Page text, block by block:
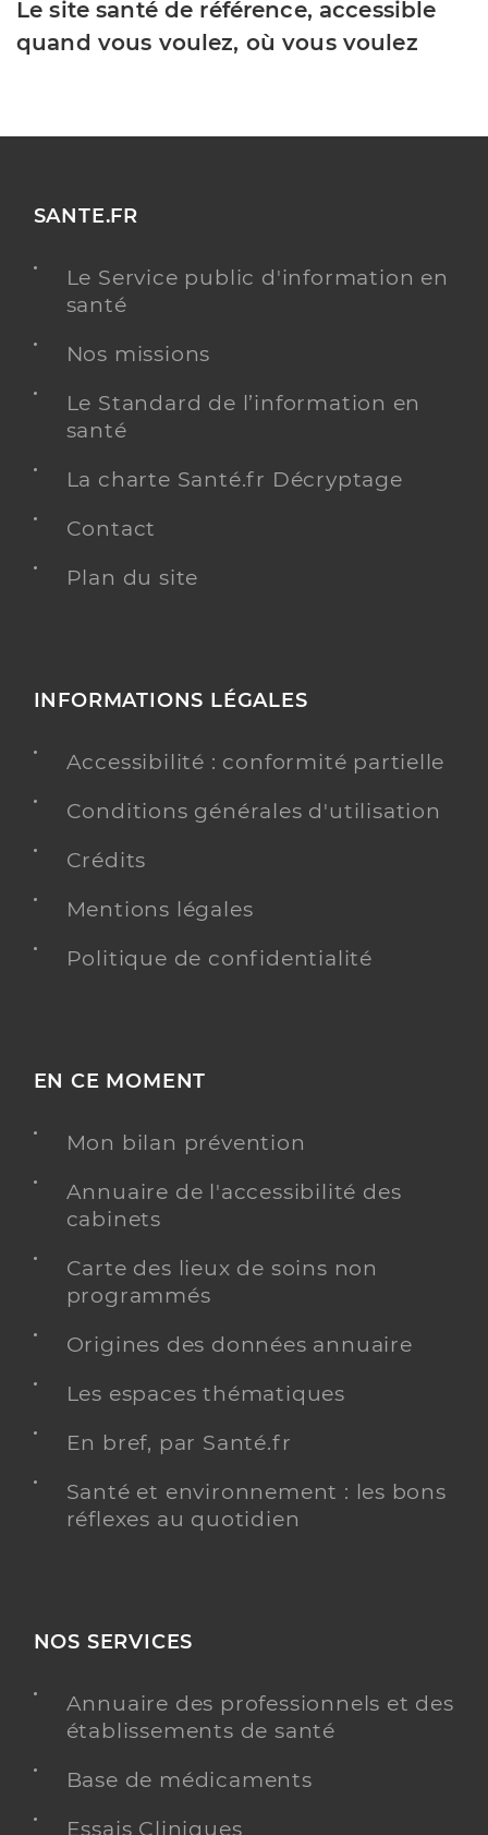
Le site santé de référence, accessible
quand vous voulez, où vous voulez
SANTE.FR
Le Service public d'information en
santé
Nos missions
Le Standard de l’information en
santé
La charte Santé.fr Décryptage
Contact
Plan du site
INFORMATIONS LÉGALES
Accessibilité : conformité partielle
Conditions générales d'utilisation
Crédits
Mentions légales
Politique de confidentialité
EN CE MOMENT
Mon bilan prévention
Annuaire de l'accessibilité des
cabinets
Carte des lieux de soins non
programmés
Origines des données annuaire
Les espaces thématiques
En bref, par Santé.fr
Santé et environnement : les bons
réflexes au quotidien
NOS SERVICES
Annuaire des professionnels et des
établissements de santé
Base de médicaments
Essais Cliniques